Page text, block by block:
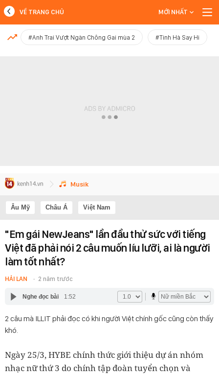
MỚI NHẤT
VỀ TRANG CHỦ MỚI NHẤT
#Anh Trai Vượt Ngàn Chông Gai mùa 2 #Tinh Hà Say Hi
Musik
Âu Mỹ Châu Á Việt Nam
"Em gái NewJeans" lần đầu thử sức với tiếng
Việt đã phải nói 2 câu muốn líu lưỡi, ai là người
làm tốt nhất?
HẢI LAN 2 năm trước
Nghe đọc bài 1:52
2 câu mà ILLIT phải đọc có khi người Việt chính gốc cũng còn thấy
khó.
Ngày 25/3, HYBE chính thức giới thiệu dự án nhóm
nhạc nữ thứ 3 do chính tập đoàn tuyển chọn và